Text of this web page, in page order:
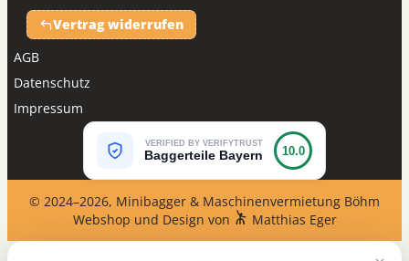
Vertrag widerrufen
AGB
Datenschutz
Impressum
VERIFIED BY VERIFYTRUST
Baggerteile Bayern 10.0
© 2024–2026, Minibagger & Maschinenvermietung Böhm
Webshop und Design von
Matthias Eger